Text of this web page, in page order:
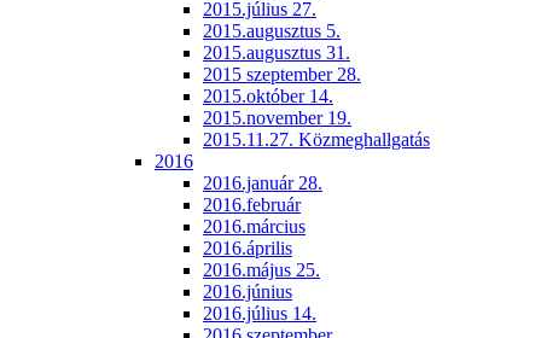
2015.július 27.
2015.augusztus 5.
2015.augusztus 31.
2015 szeptember 28.
2015.október 14.
2015.november 19.
2015.11.27. Közmeghallgatás
2016
2016.január 28.
2016.február
2016.március
2016.április
2016.május 25.
2016.június
2016.július 14.